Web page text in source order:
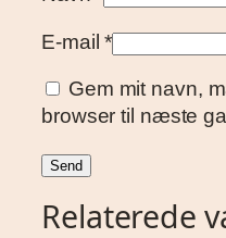
E-mail*
Gem mit navn,
browser til næste
Relaterede